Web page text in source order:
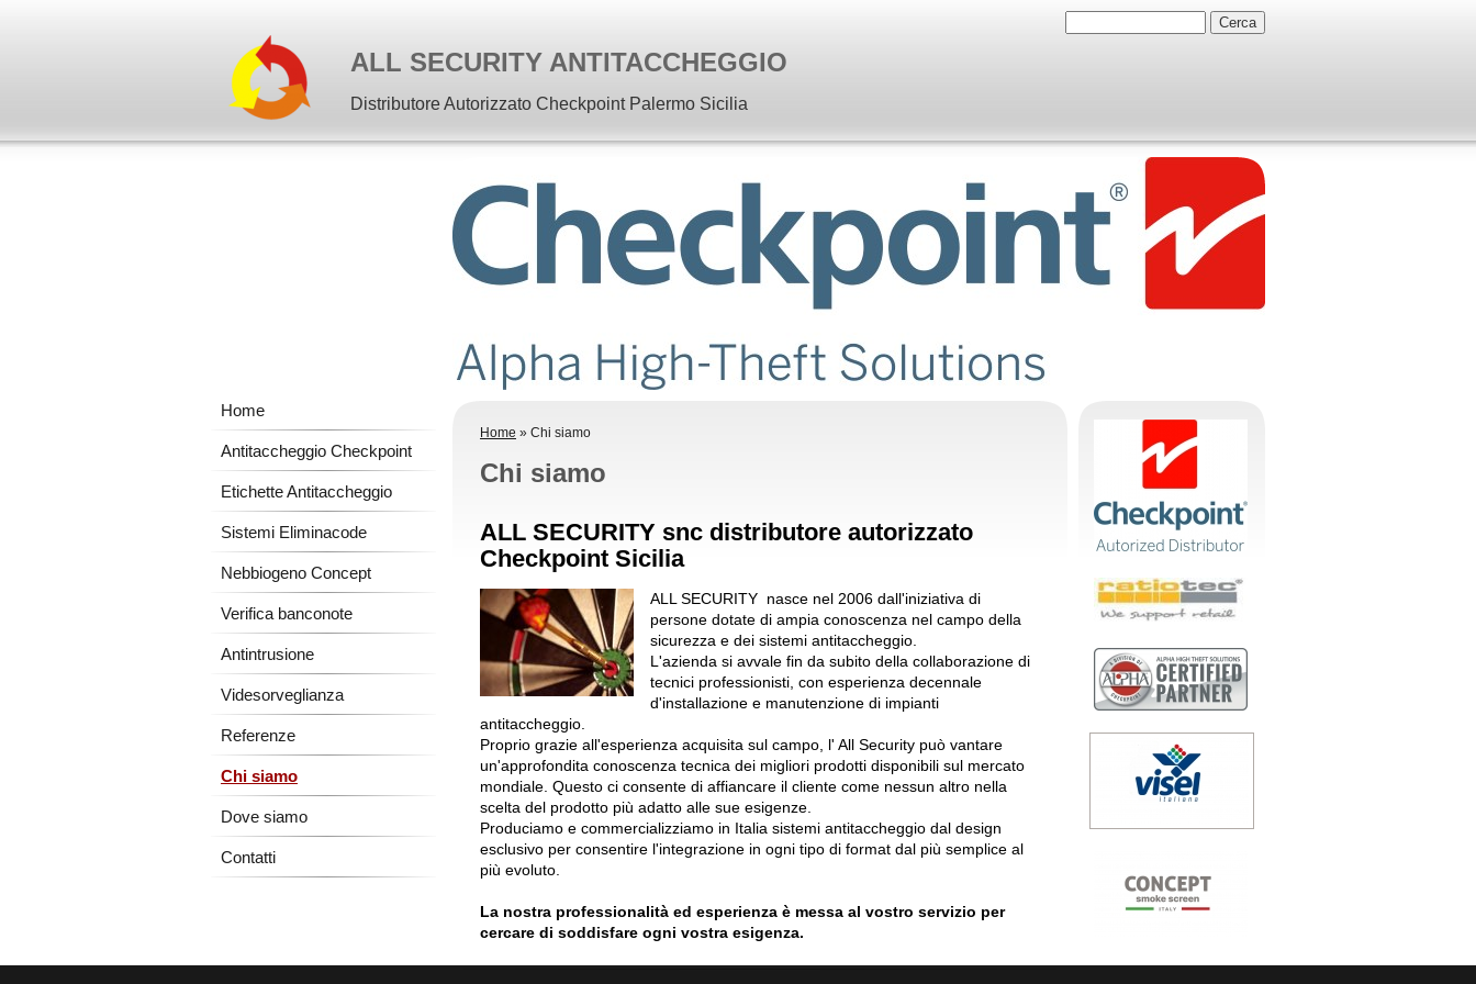
ALL SECURITY ANTITACCHEGGIO
Distributore Autorizzato Checkpoint Palermo Sicilia
Home
Antitaccheggio Checkpoint
Etichette Antitaccheggio
Sistemi Eliminacode
Nebbiogeno Concept
Verifica banconote
Antintrusione
Videsorveglianza
Referenze
Chi siamo
Dove siamo
Contatti
Home » Chi siamo
Chi siamo
ALL SECURITY snc distributore autorizzato
Checkpoint Sicilia
ALL SECURITY nasce nel 2006 dall'iniziativa di
persone dotate di ampia conoscenza nel campo della
sicurezza e dei sistemi antitaccheggio.
L'azienda si avvale fin da subito della collaborazione di
tecnici professionisti, con esperienza decennale
d'installazione e manutenzione di impianti
antitaccheggio.
Proprio grazie all'esperienza acquisita sul campo, l' All Security può vantare
un'approfondita conoscenza tecnica dei migliori prodotti disponibili sul mercato
mondiale. Questo ci consente di affiancare il cliente come nessun altro nella
scelta del prodotto più adatto alle sue esigenze.
Produciamo e commercializziamo in Italia sistemi antitaccheggio dal design
esclusivo per consentire l'integrazione in ogni tipo di format dal più semplice al
più evoluto.
La nostra professionalità ed esperienza è messa al vostro servizio per
cercare di soddisfare ogni vostra esigenza.